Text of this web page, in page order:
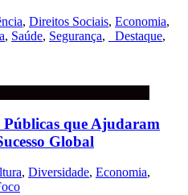
, Direitos Sociais, Economia,
, Saúde, Segurança, _Destaque,
que Ajudaram
Global
, Diversidade, Economia,